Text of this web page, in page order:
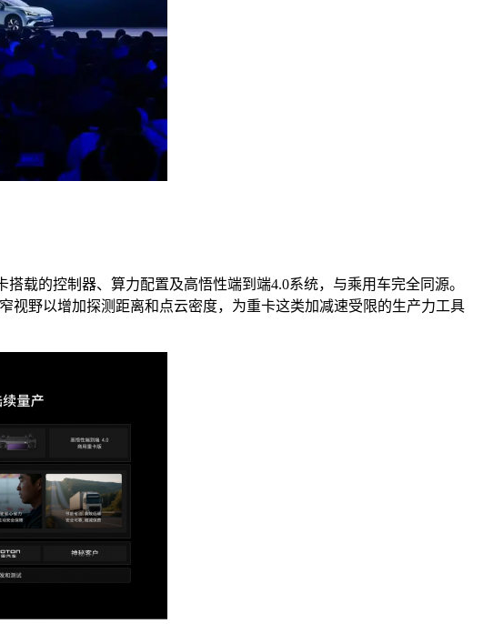
载的控制器、算力配置及高悟性端到端4.0系统，与乘用车完全同源。
野以增加探测距离和点云密度，为重卡这类加减速受限的生产力工具